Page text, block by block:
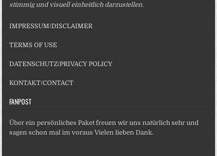
stimmig und visuell einheitlich darzustellen.
IMPRESSUM/DISCLAIMER
TERMS OF USE
DATENSCHUTZ/PRIVACY POLICY
KONTAKT/CONTACT
FANPOST
Über ein persönliches Paket freuen wir uns natürlich sehr und
sagen schon mal im voraus Vielen lieben Dank.